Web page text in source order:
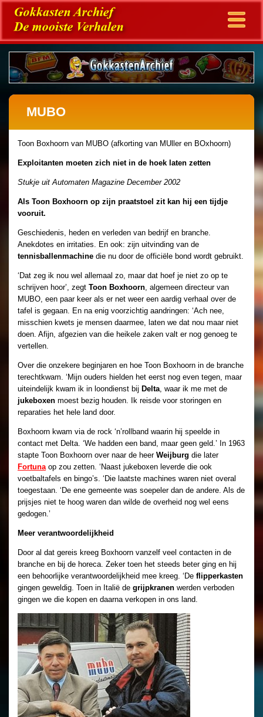
MUBO
Toon Boxhoorn van MUBO (afkorting van MUller en BOxhoorn)
Exploitanten moeten zich niet in de hoek laten zetten
Stukje uit Automaten Magazine December 2002
Als Toon Boxhoorn op zijn praatstoel zit kan hij een tijdje
vooruit.
Geschiedenis, heden en verleden van bedrijf en branche.
Anekdotes en irritaties. En ook: zijn uitvinding van de
tennisballenmachine die nu door de officiële bond wordt gebruikt.
‘Dat zeg ik nou wel allemaal zo, maar dat hoef je niet zo op te
schrijven hoor’, zegt Toon Boxhoorn, algemeen directeur van
MUBO, een paar keer als er net weer een aardig verhaal over de
tafel is gegaan. En na enig voorzichtig aandringen: ‘Ach nee,
misschien kwets je mensen daarmee, laten we dat nou maar niet
doen. Afijn, afgezien van die heikele zaken valt er nog genoeg te
vertellen.
Over die onzekere beginjaren en hoe Toon Boxhoorn in de branche
terechtkwam. ‘Mijn ouders hielden het eerst nog even tegen, maar
uiteindelijk kwam ik in loondienst bij Delta, waar ik me met de
jukeboxen moest bezig houden. Ik reisde voor storingen en
reparaties het hele land door.
Boxhoorn kwam via de rock ‘n’rollband waarin hij speelde in
contact met Delta. ‘We hadden een band, maar geen geld.’ In 1963
stapte Toon Boxhoorn over naar de heer Weijburg die later
Fortunaop zou zetten. ‘Naast jukeboxen leverde die ook
voetbaltafels en bingo’s. ‘Die laatste machines waren niet overal
toegestaan. ‘De ene gemeente was soepeler dan de andere. Als de
prijsjes niet te hoog waren dan wilde de overheid nog wel eens
gedogen.’
Meer verantwoordelijkheid
Door al dat gereis kreeg Boxhoorn vanzelf veel contacten in de
branche en bij de horeca. Zeker toen het steeds beter ging en hij
een behoorlijke verantwoordelijkheid mee kreeg. ‘De flipperkasten
gingen geweldig. Toen in Italië de grijpkranen werden verboden
gingen we die kopen en daarna verkopen in ons land.